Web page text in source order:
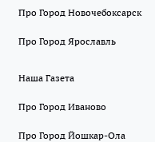
Про Город Новочебоксарск
Про Город Ярославль
Наша Газета
Про Город Иваново
Про Город Йошкар-Ола